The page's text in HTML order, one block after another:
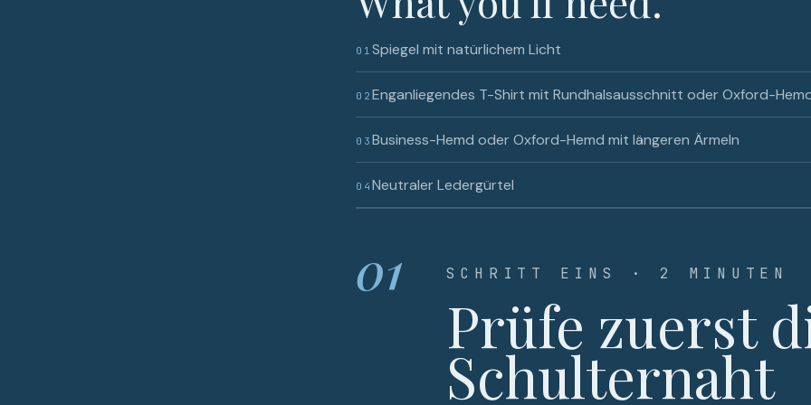
01 Spiegel mit natürlichem Licht
02 Enganliegendes T-Shirt mit Rundhalsausschnitt oder Oxford-
03 Business-Hemd oder Oxford-Hemd mit längeren Ärmeln
04 Neutraler Ledergürtel
01 SCHRITT EINS · 2 MINUTEN
Prüfe zuerst
Schulternaht